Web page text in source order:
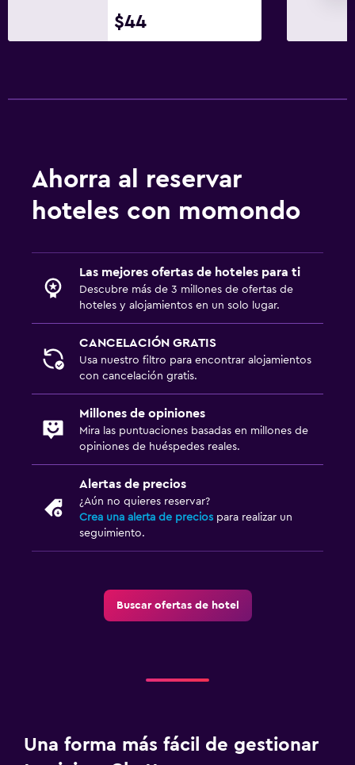
$44
Ahorra al reservar
hoteles con momondo
Las mejores ofertas de hoteles para ti
Descubre más de 3 millones de ofertas de
hoteles y alojamientos en un solo lugar.
CANCELACIÓN GRATIS
Usa nuestro filtro para encontrar alojamientos
con cancelación gratis.
Millones de opiniones
Mira las puntuaciones basadas en millones de
opiniones de huéspedes reales.
Alertas de precios
¿Aún no quieres reservar?
Crea una alerta de precios para realizar un
seguimiento.
Buscar ofertas de hotel
Una forma más fácil de gestionar